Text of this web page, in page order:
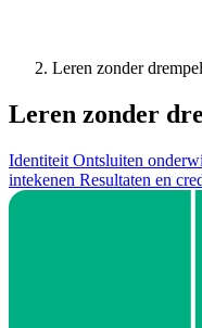
Leren zonder
Leren zonder
Identiteit Ontsluiten
intekenen Resultaten en